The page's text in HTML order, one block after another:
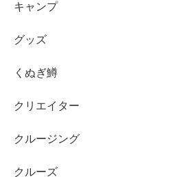
キャンプ
グッズ
くぬぎ鱒
クリエイター
クルージング
クルーズ